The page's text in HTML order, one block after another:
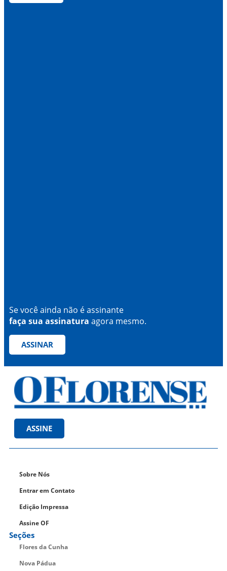
Se você ainda não é assinante
faça sua assinatura agora mesmo.
ASSINAR
ASSINE
Sobre Nós
Entrar em Contato
Edição Impressa
Assine OF
Seções
Flores da Cunha
Nova Pádua